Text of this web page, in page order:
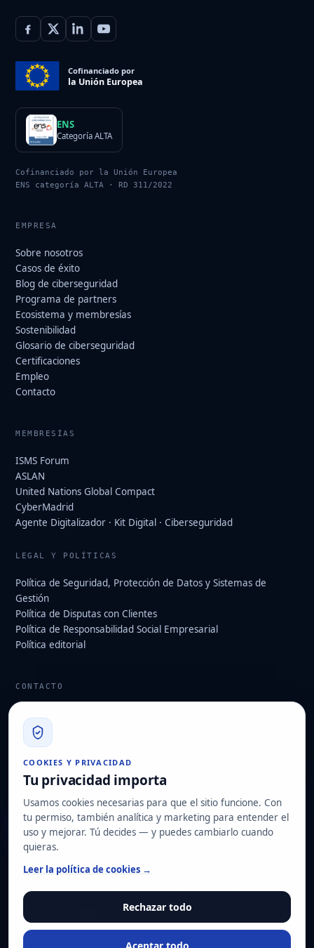
COOKIES Y PRIVACIDAD
Tu privacidad importa
Usamos cookies necesarias para que el sitio funcione. Con
tu permiso, también analítica y marketing para entender el
uso y mejorar. Tú decides — y puedes cambiarlo cuando
quieras.
Leer la política de cookies →
Rechazar todo
Cofinanciado por
la Unión Europea
ENS
Categoría ALTA
Cofinanciado por la Unión Europea
ENS categoría ALTA · RD 311/2022
EMPRESA
Sobre nosotros
Casos de éxito
Blog de ciberseguridad
Programa de partners
Ecosistema y membresías
Sostenibilidad
Glosario de ciberseguridad
Certificaciones
Empleo
Contacto
MEMBRESÍAS
ISMS Forum
ASLAN
United Nations Global Compact
CyberMadrid
Agente Digitalizador · Kit Digital · Ciberseguridad
LEGAL Y POLÍTICAS
Política de Seguridad, Protección de Datos y Sistemas de
Gestión
Política de Disputas con Clientes
Política de Responsabilidad Social Empresarial
Política editorial
CONTACTO
910 139 827
Oficina operativa y fiscal: Avenida Juan Caramuel, 1 · Parque
Tecnológico de Leganés
Domicilio social: Las Rozas de Madrid
Solicitar diagnóstico
NUESTRAS CERTIFICACIONES
ISO 27001 ISO 22301 ISO 20000-1 ISO 9001